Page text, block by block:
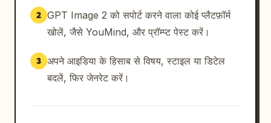
2 GPT Image 2 को सपोर्ट करने वाला कोई प्लैटफ़ॉर्म
खोलें, जैसे YouMind, और प्रॉम्प्ट पेस्ट करें।
3 अपने आइडिया के हिसाब से विषय, स्टाइल या डिटेल
बदलें, फिर जेनरेट करें।